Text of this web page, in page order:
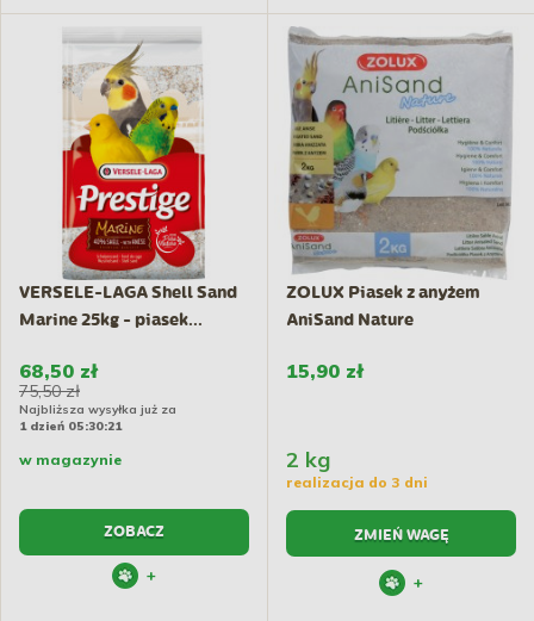
VERSELE-LAGA Shell Sand
Marine 25kg - piasek...
68,50 zł
Najbliższa wysyłka już za
1 dzień 05:30:21
75,50 zł
w magazynie
ZOBACZ
+
ZOLUX Piasek z anyżem
AniSand Nature
15,90 zł
2 kg
realizacja do 3 dni
ZMIEŃ WAGĘ
+